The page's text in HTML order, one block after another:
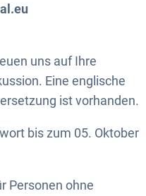
uns auf Ihre
Eine englische
ist vorhanden.
bis zum 05. Oktober
Personen ohne